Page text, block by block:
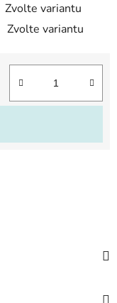
Zvolte variantu
Zvolte variantu